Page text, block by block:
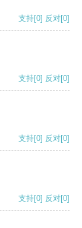
支持[0] 反对[0]
支持[0] 反对[0]
支持[0] 反对[0]
支持[0] 反对[0]